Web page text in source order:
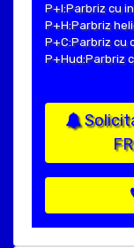
P+I:Parbriz cu
P+H:Parbriz
P+C:Parbriz cu
P+Hud:Parbriz